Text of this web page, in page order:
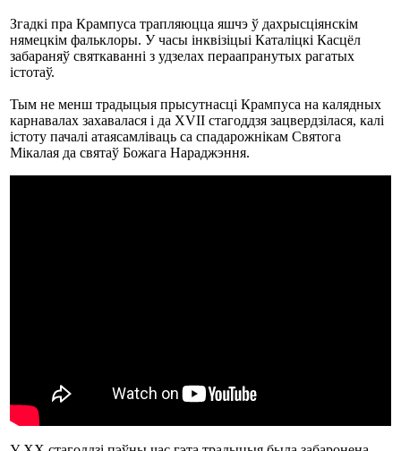
Згадкі пра Крампуса трапляюцца яшчэ ў дахрысціянскім
нямецкім фальклоры. У часы інквізіцыі Каталіцкі Касцёл
забараняў святкаванні з удзелах пераапранутых рагатых
істотаў.
Тым не менш традыцыя прысутнасці Крампуса на калядных
карнавалах захавалася і да XVII стагоддзя зацвердзілася, калі
істоту пачалі атаясамліваць са спадарожнікам Святога
Мікалая да святаў Божага Нараджэння.